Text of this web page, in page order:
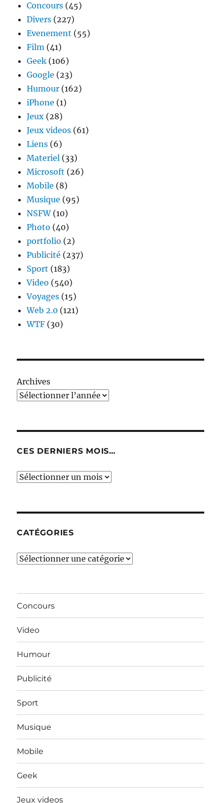
Concours (45)
Divers (227)
Evenement (55)
Film (41)
Geek (106)
Google (23)
Humour (162)
iPhone (1)
Jeux (28)
Jeux videos (61)
Liens (6)
Materiel (33)
Microsoft (26)
Mobile (8)
Musique (95)
NSFW(10)
Photo (40)
portfolio (2)
Publicité (237)
Sport (183)
Video (540)
Voyages (15)
Web 2.0 (121)
WTF (30)
Archives
CES DERNIERS MOIS…
Ces
CATÉGORIES
Catégories
Concours
Video
Humour
Publicité
Sport
Musique
Mobile
Geek
Jeux videos